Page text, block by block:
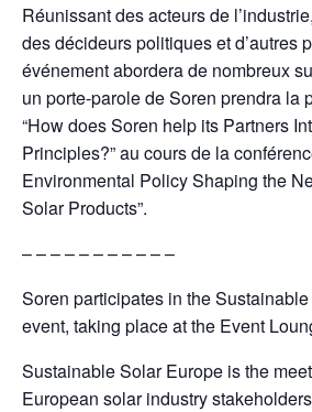
Réunissant des acteurs de
des décideurs politiques et d’autres
événement abordera de nombreux
un porte-parole de Soren prendra la
“How does Soren help its Partners
Principles?” au cours de la
Environmental Policy Shaping the
Solar Products”.
– – – – – – – – – – –
Soren participates in the
event, taking place at the Event
Sustainable Solar Europe is the
European solar industry